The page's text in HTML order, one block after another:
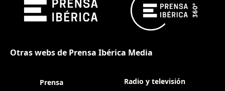
Otras webs de Prensa Ibérica Media
Prensa Radio y televisión